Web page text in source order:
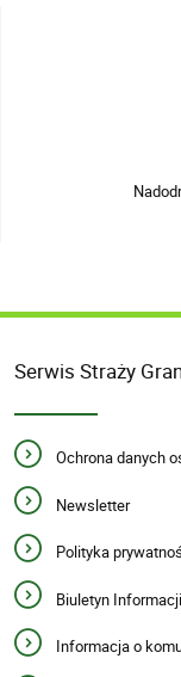
Serwis Straży
Ochrona danych
Newsletter
Polityka
Biuletyn
Informacja o